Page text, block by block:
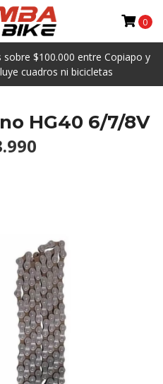
$100.000 entre Copiapo y
cuadros ni bicicletas
0
HG40 6/7/8V